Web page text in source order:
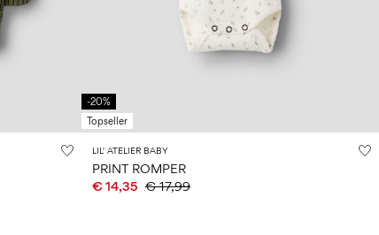
-20%
Topseller
LIL' ATELIER BABY
PRINT ROMPER
€ 14,35 € 17,99